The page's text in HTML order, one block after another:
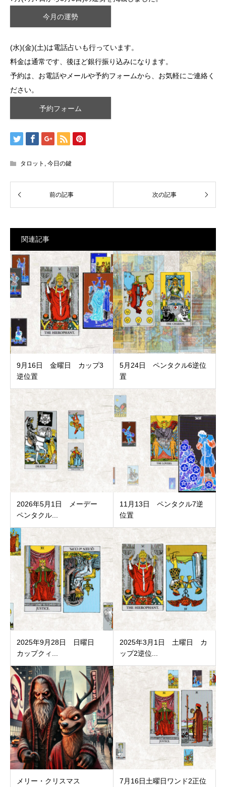
今月の運勢
(水)(金)(土)は電話占いも行っています。
料金は通常です、後ほど銀行振り込みになります。
予約は、お電話やメールや予約フォームから、お気軽にご連絡く
ださい。
予約フォーム
タロット , 今日の鍵
関連記事
9月16日 金曜日 カップ3
逆位置
5月24日 ペンタクル6逆位
置
2026年5月1日 メーデー
ペンタクル...
11月13日 ペンタクル7逆
位置
2025年9月28日 日曜日
カップクィ...
2025年3月1日 土曜日 カ
ップ2逆位...
メリー・クリスマス
7月16日土曜日ワンド2正位